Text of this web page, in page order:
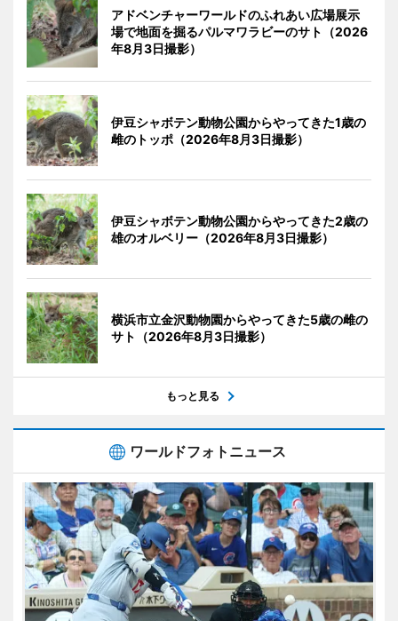
アドベンチャーワールドのふれあい広場展示
場で地面を掘るパルマワラビーのサト（2026
年8月3日撮影）
伊豆シャボテン動物公園からやってきた1歳の
雌のトッポ（2026年8月3日撮影）
伊豆シャボテン動物公園からやってきた2歳の
雄のオルベリー（2026年8月3日撮影）
横浜市立金沢動物園からやってきた5歳の雌の
サト（2026年8月3日撮影）
もっと見る
ワールドフォトニュース